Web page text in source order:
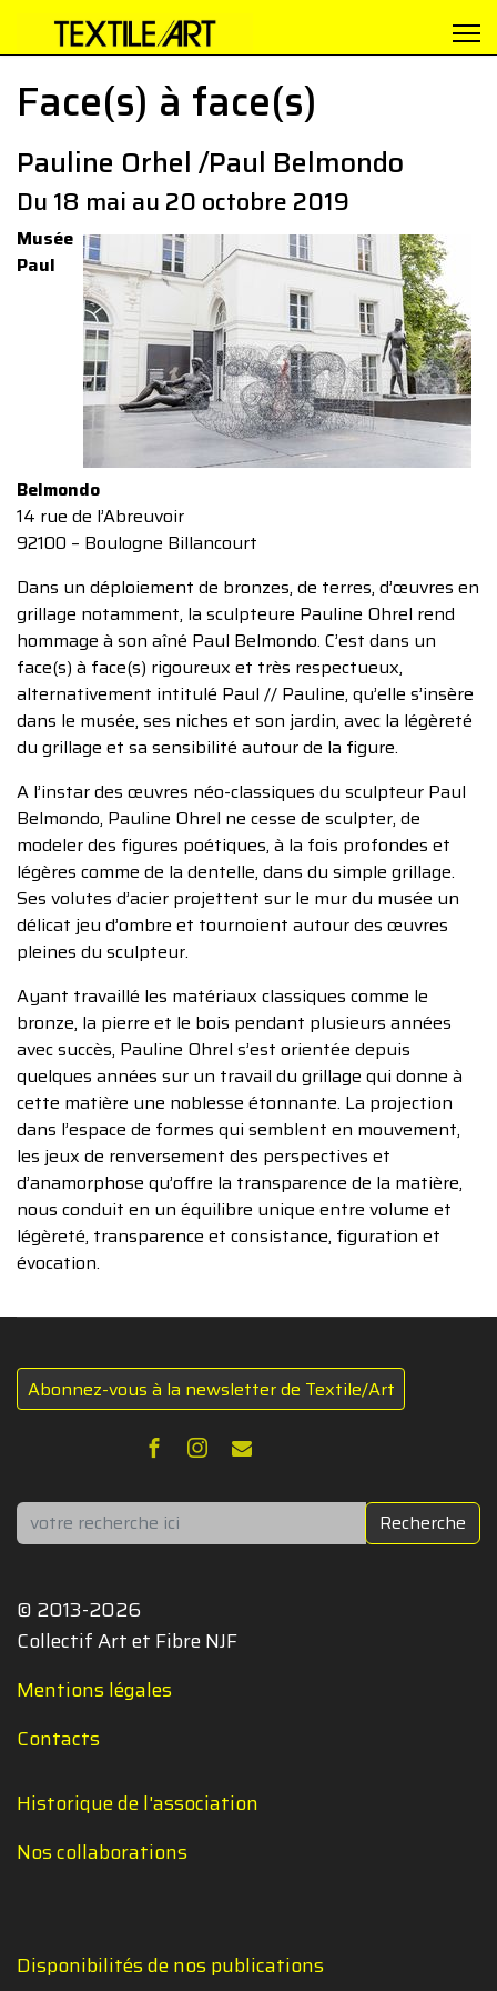
Face(s) à face(s)
Pauline Orhel /Paul Belmondo
Du 18 mai au 20 octobre 2019
Musée
Paul
Belmondo
14 rue de l’Abreuvoir
92100 – Boulogne Billancourt
Dans un déploiement de bronzes, de terres, d’œuvres en
grillage notamment, la sculpteure Pauline Ohrel rend
hommage à son aîné Paul Belmondo. C’est dans un
face(s) à face(s) rigoureux et très respectueux,
alternativement intitulé Paul // Pauline, qu’elle s’insère
dans le musée, ses niches et son jardin, avec la légèreté
du grillage et sa sensibilité autour de la figure.
A l’instar des œuvres néo-classiques du sculpteur Paul
Belmondo, Pauline Ohrel ne cesse de sculpter, de
modeler des figures poétiques, à la fois profondes et
légères comme de la dentelle, dans du simple grillage.
Ses volutes d’acier projettent sur le mur du musée un
délicat jeu d’ombre et tournoient autour des œuvres
pleines du sculpteur.
Ayant travaillé les matériaux classiques comme le
bronze, la pierre et le bois pendant plusieurs années
avec succès, Pauline Ohrel s’est orientée depuis
quelques années sur un travail du grillage qui donne à
cette matière une noblesse étonnante. La projection
dans l’espace de formes qui semblent en mouvement,
les jeux de renversement des perspectives et
d’anamorphose qu’offre la transparence de la matière,
nous conduit en un équilibre unique entre volume et
légèreté, transparence et consistance, figuration et
évocation.
Abonnez-vous à la newsletter de Textile/Art
Rechercher Recherche
© 2013-2026
Collectif Art et Fibre NJF
Mentions légales
Contacts
Historique de l'association
Nos collaborations
Disponibilités de nos publications